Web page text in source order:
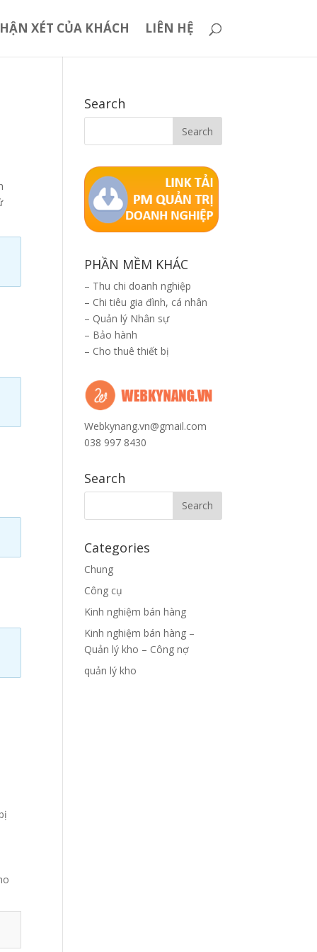
XÉT CỦA KHÁCH LIÊN HỆ
Search
PHẦN MỀM KHÁC
– Thu chi doanh nghiệp
– Chi tiêu gia đình, cá nhân
– Quản lý Nhân sự
– Bảo hành
– Cho thuê thiết bị
Webkynang.vn@gmail.com
038 997 8430
Search
Categories
Chung
Công cụ
Kinh nghiệm bán hàng
Kinh nghiệm bán hàng –
Quản lý kho – Công nợ
quản lý kho